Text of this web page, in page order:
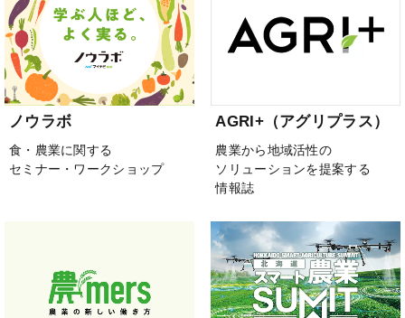
ノウラボ
食・農業に関する
セミナー・ワークショップ
AGRI+（アグリプラス）
農業から地域活性の
ソリューションを提案する
情報誌